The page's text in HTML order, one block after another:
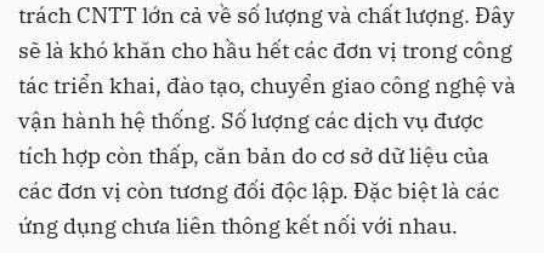
trách CNTT lớn cả về số lượng và chất lượng. Đây
sẽ là khó khăn cho hầu hết các đơn vị trong công
tác triển khai, đào tạo, chuyển giao công nghệ và
vận hành hệ thống. Số lượng các dịch vụ được
tích hợp còn thấp, căn bản do cơ sở dữ liệu của
các đơn vị còn tương đối độc lập. Đặc biệt là các
ứng dụng chưa liên thông kết nối với nhau.